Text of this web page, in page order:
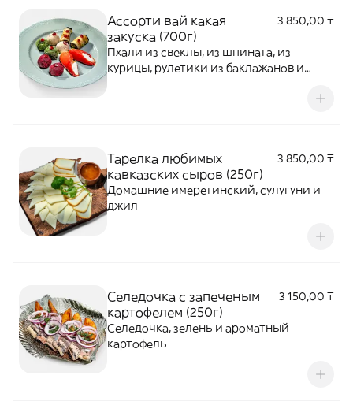
Ассорти вай какая
закуска (700г)
3 850,00 ₸
Пхали из свеклы, из шпината, из
курицы, рулетики из баклажанов и
Тарелка любимых
кавказских сыров (250г)
3 850,00 ₸
Домашние имеретинский, сулугуни и
джил
Селедочка с запеченым
картофелем (250г)
3 150,00 ₸
Селедочка, зелень и ароматный
картофель